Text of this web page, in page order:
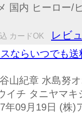
国内 ヒーロー/
カードOK レビ
スならいつでも
山紀章 水島努
イチ タニヤマ
年09月19日 (株)